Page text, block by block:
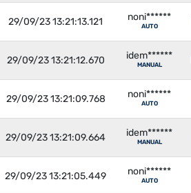
29/09/23 13:21:13.121 noni******
AUTO
29/09/23 13:21:12.670 idem******
MANUAL
29/09/23 13:21:09.768 noni******
AUTO
29/09/23 13:21:09.664 idem******
MANUAL
29/09/23 13:21:05.449 noni******
AUTO